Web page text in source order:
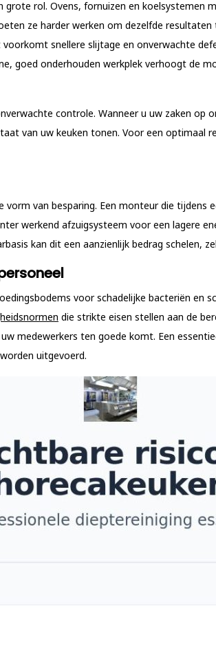
rol. Ovens, fornuizen en koelsystemen
ze harder werken om dezelfde
snellere slijtage en onverwachte
goed onderhouden werkplek verhoogt de
controle. Wanneer u uw zaken op
van uw keuken tonen. Voor een optimaal
van besparing. Een monteur die tijdens
werkend afzuigsysteem voor een lagere
kan dit een aanzienlijk bedrag schelen,
voor schadelijke bacteriën en
die strikte eisen stellen aan de
medewerkers ten goede komt. Een
uitgevoerd.